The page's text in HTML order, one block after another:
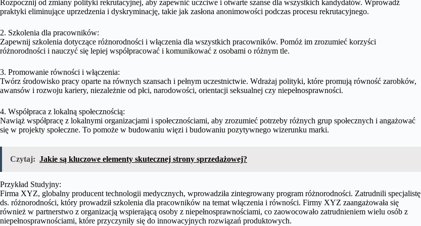
Rozpocznij od zmiany polityki rekrutacyjnej, aby zapewnić uczciwe i otwarte szanse dla wszystkich kandydatów. Wprowadź
praktyki eliminujące uprzedzenia i dyskryminację, takie jak zasłona anonimowości podczas procesu rekrutacyjnego.
2. Szkolenia dla pracowników:
Zapewnij szkolenia dotyczące różnorodności i włączenia dla wszystkich pracowników. Pomóż im zrozumieć korzyści
różnorodności i nauczyć się lepiej współpracować i komunikować z osobami o różnym tle.
3. Promowanie równości i włączenia:
Twórz środowisko pracy oparte na równych szansach i pełnym uczestnictwie. Wdrażaj polityki, które promują równość zarobków,
awansów i rozwoju kariery, niezależnie od płci, narodowości, orientacji seksualnej czy niepełnosprawności.
4. Współpraca z lokalną społecznością:
Nawiąż współpracę z lokalnymi organizacjami i społecznościami, aby zrozumieć potrzeby różnych grup społecznych i angażować
się w projekty społeczne. To pomoże w budowaniu więzi i budowaniu pozytywnego wizerunku marki.
Czytaj: Jakie są kluczowe elementy skutecznej strony sprzedażowej?
Przykład Studyjny:
Firma XYZ, globalny producent technologii medycznych, wprowadziła zintegrowany program różnorodności. Zatrudnili specjalistę
ds. różnorodności, który prowadził szkolenia dla pracowników na temat włączenia i równości. Firmy XYZ zaangażowała się
również w partnerstwo z organizacją wspierającą osoby z niepełnosprawnościami, co zaowocowało zatrudnieniem wielu osób z
niepełnosprawnościami, które przyczyniły się do innowacyjnych rozwiązań produktowych.